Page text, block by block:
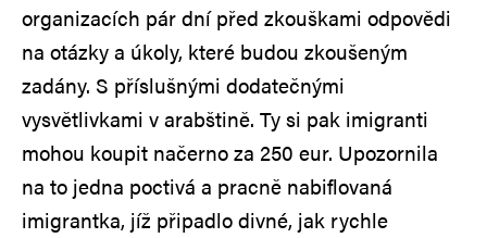
organizacích pár dní před zkouškami odpovědi
na otázky a úkoly, které budou zkoušeným
zadány. S příslušnými dodatečnými
vysvětlivkami v arabštině. Ty si pak imigranti
mohou koupit načerno za 250 eur. Upozornila
na to jedna poctivá a pracně nabiflovaná
imigrantka, jíž připadlo divné, jak rychle